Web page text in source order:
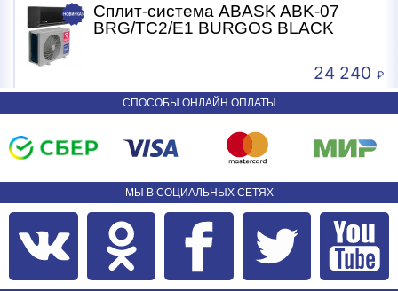
Сплит-система ABASK ABK-07
BRG/TC2/E1 BURGOS BLACK
24 240
СПОСОБЫ ОНЛАЙН ОПЛАТЫ
МЫ В СОЦИАЛЬНЫХ СЕТЯХ